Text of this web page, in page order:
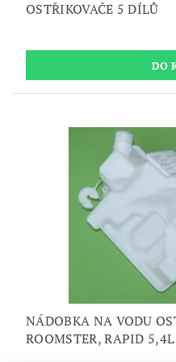
OSTŘIKOVAČE 5 DÍLŮ
NÁDOBKA NA VODU
ROOMSTER, RAPID 5,4L